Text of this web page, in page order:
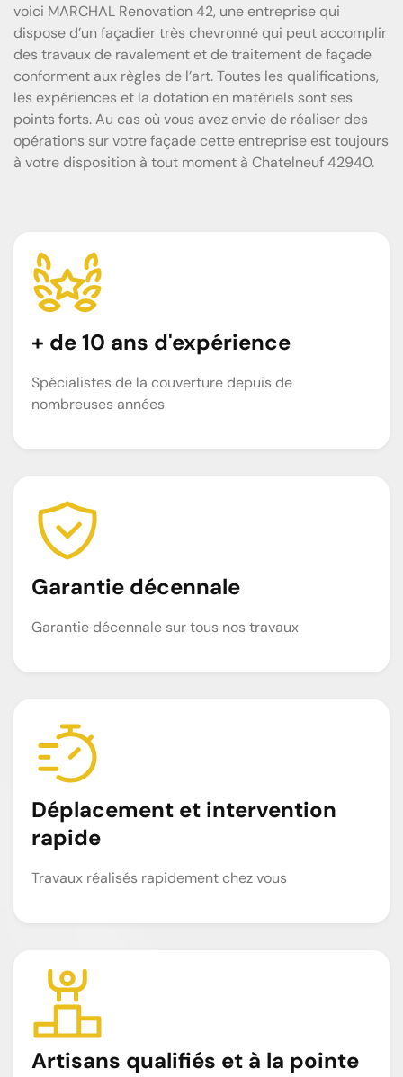
voici MARCHAL Renovation 42, une entreprise qui
dispose d’un façadier très chevronné qui peut accomplir
des travaux de ravalement et de traitement de façade
conforment aux règles de l’art. Toutes les qualifications,
les expériences et la dotation en matériels sont ses
points forts. Au cas où vous avez envie de réaliser des
opérations sur votre façade cette entreprise est toujours
à votre disposition à tout moment à Chatelneuf 42940.
+ de 10 ans d'expérience
Spécialistes de la couverture depuis de
nombreuses années
Garantie décennale
Garantie décennale sur tous nos travaux
Déplacement et intervention
rapide
Travaux réalisés rapidement chez vous
Artisans qualifiés et à la pointe